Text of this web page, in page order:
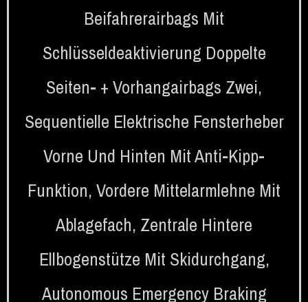
Beifahrerairbags Mit
Schlüsseldeaktivierung Doppelte
Seiten- + Vorhangairbags Zwei,
Sequentielle Elektrische Fensterheber
Vorne Und Hinten Mit Anti-Kipp-
Funktion, Vordere Mittelarmlehne Mit
Ablagefach, Zentrale Hintere
Ellbogenstütze Mit Skidurchgang,
Autonomous Emergency Braking